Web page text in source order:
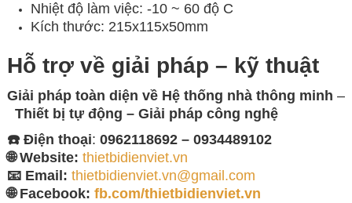
Nhiệt độ làm việc: -10 ~ 60 độ C
Kích thước: 215x115x50mm
Hỗ trợ về giải pháp – kỹ thuật
Giải pháp toàn diện về Hệ thống nhà thông minh –
Thiết bị tự động – Giải pháp công nghệ
☎️ Điện thoại: 0962118692 – 0934489102
🌐 Website: thietbidienviet.vn
📧 Email: thietbidienviet.vn@gmail.com
🌐 Facebook: fb.com/thietbidienviet.vn